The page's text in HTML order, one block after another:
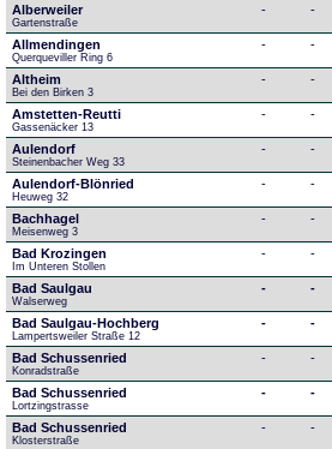
Alberweiler
Gartenstraße
- -
Allmendingen
Querqueviller Ring 6
- -
Altheim
Bei den Birken 3
- -
Amstetten-Reutti
Gassenäcker 13
- -
Aulendorf
Steinenbacher Weg 33
- -
Aulendorf-Blönried
Heuweg 32
- -
Bachhagel
Meisenweg 3
- -
Bad Krozingen
Im Unteren Stollen
- -
Bad Saulgau
Walserweg
- -
Bad Saulgau-Hochberg
Lampertsweiler Straße 12
- -
Bad Schussenried
Konradstraße
- -
Bad Schussenried
Lortzingstrasse
- -
Bad Schussenried
Klosterstraße
- -